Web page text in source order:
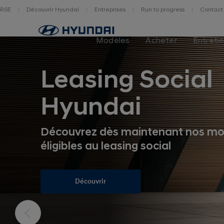
RSE Découvrir Hyundai Entreprises Run to progress Contact
Modèles Acheter
Leasing Social
Hyundai
Découvrez dès maintenant nos
éligibles au leasing social
Découvrir